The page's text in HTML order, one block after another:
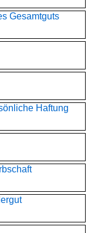
Gesamtguts
Haftung